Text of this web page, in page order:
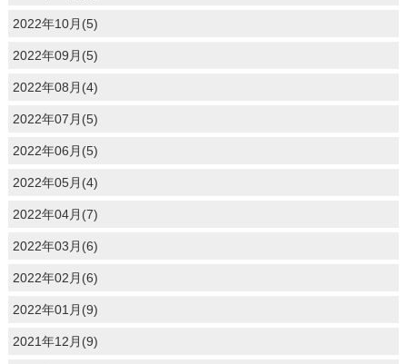
2022年10月(5)
2022年09月(5)
2022年08月(4)
2022年07月(5)
2022年06月(5)
2022年05月(4)
2022年04月(7)
2022年03月(6)
2022年02月(6)
2022年01月(9)
2021年12月(9)